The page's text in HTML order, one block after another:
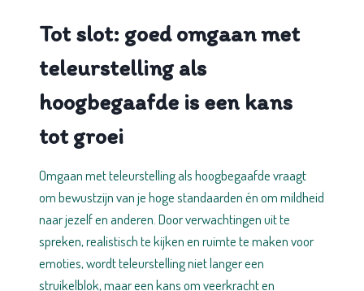
Tot slot: goed omgaan met
teleurstelling als
hoogbegaafde is een kans
tot groei
Omgaan met teleurstelling als hoogbegaafde vraagt
om bewustzijn van je hoge standaarden én om mildheid
naar jezelf en anderen. Door verwachtingen uit te
spreken, realistisch te kijken en ruimte te maken voor
emoties, wordt teleurstelling niet langer een
struikelblok, maar een kans om veerkracht en